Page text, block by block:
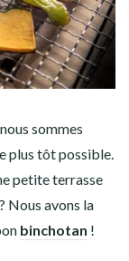
sommes
plus tôt possible.
petite terrasse
Nous avons la
binchotan !